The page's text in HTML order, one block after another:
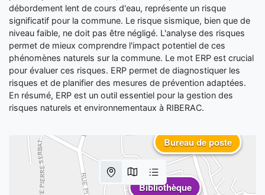
débordement lent de cours d'eau, représente un risque
significatif pour la commune. Le risque sismique, bien que de
niveau faible, ne doit pas être négligé. L'analyse des risques
permet de mieux comprendre l'impact potentiel de ces
phénomènes naturels sur la commune. Le mot ERP est crucial
pour évaluer ces risques. ERP permet de diagnostiquer les
risques et de planifier des mesures de prévention adaptées.
En résumé, ERP est un outil essentiel pour la gestion des
risques naturels et environnementaux à RIBERAC.
Bibliothèque
Bureau de poste